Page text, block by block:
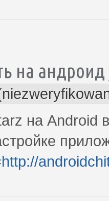
на андроид
на Android
http://